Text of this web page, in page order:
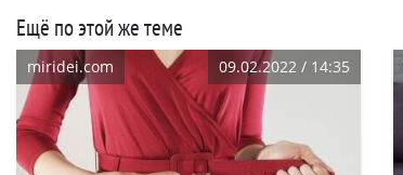
Ещё по этой же теме
miridei.com 09.02.2022 / 14:35